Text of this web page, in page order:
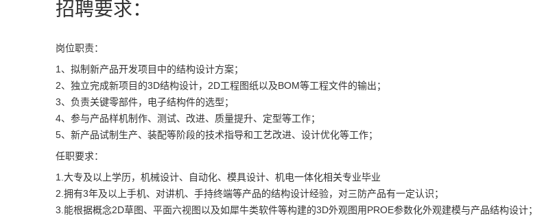
招聘要求：
岗位职责：
1、拟制新产品开发项目中的结构设计方案；
2、独立完成新项目的3D结构设计，2D工程图纸以及BOM等工程文件的输出；
3、负责关键零部件，电子结构件的选型；
4、参与产品样机制作、测试、改进、质量提升、定型等工作；
5、新产品试制生产、装配等阶段的技术指导和工艺改进、设计优化等工作；
任职要求：
1.大专及以上学历，机械设计、自动化、模具设计、机电一体化相关专业毕业
2.拥有3年及以上手机、对讲机、手持终端等产品的结构设计经验，对三防产品有一定认识；
3.能根据概念2D草图、平面六视图以及如犀牛类软件等构建的3D外观图用PROE参数化外观建模与产品结构设计；